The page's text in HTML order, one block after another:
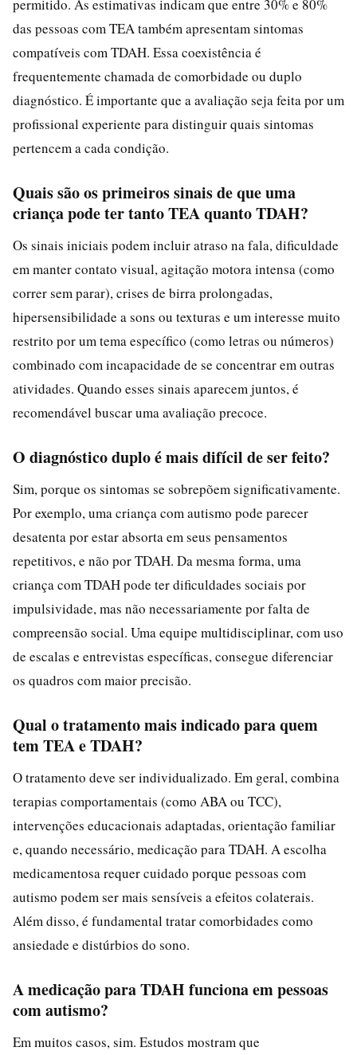
permitido. As estimativas indicam que entre 30% e 80%
das pessoas com TEA também apresentam sintomas
compatíveis com TDAH. Essa coexistência é
frequentemente chamada de comorbidade ou duplo
diagnóstico. É importante que a avaliação seja feita por um
profissional experiente para distinguir quais sintomas
pertencem a cada condição.
Quais são os primeiros sinais de que uma
criança pode ter tanto TEA quanto TDAH?
Os sinais iniciais podem incluir atraso na fala, dificuldade
em manter contato visual, agitação motora intensa (como
correr sem parar), crises de birra prolongadas,
hipersensibilidade a sons ou texturas e um interesse muito
restrito por um tema específico (como letras ou números)
combinado com incapacidade de se concentrar em outras
atividades. Quando esses sinais aparecem juntos, é
recomendável buscar uma avaliação precoce.
O diagnóstico duplo é mais difícil de ser feito?
Sim, porque os sintomas se sobrepõem significativamente.
Por exemplo, uma criança com autismo pode parecer
desatenta por estar absorta em seus pensamentos
repetitivos, e não por TDAH. Da mesma forma, uma
criança com TDAH pode ter dificuldades sociais por
impulsividade, mas não necessariamente por falta de
compreensão social. Uma equipe multidisciplinar, com uso
de escalas e entrevistas específicas, consegue diferenciar
os quadros com maior precisão.
Qual o tratamento mais indicado para quem
tem TEA e TDAH?
O tratamento deve ser individualizado. Em geral, combina
terapias comportamentais (como ABA ou TCC),
intervenções educacionais adaptadas, orientação familiar
e, quando necessário, medicação para TDAH. A escolha
medicamentosa requer cuidado porque pessoas com
autismo podem ser mais sensíveis a efeitos colaterais.
Além disso, é fundamental tratar comorbidades como
ansiedade e distúrbios do sono.
A medicação para TDAH funciona em pessoas
com autismo?
Em muitos casos, sim. Estudos mostram que